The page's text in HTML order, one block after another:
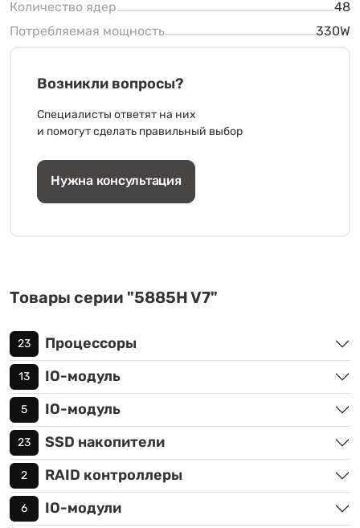
Количество ядер
48
Потребляемая мощность
330W
Возникли вопросы?
Специалисты ответят на них
и помогут сделать правильный выбор
Нужна консультация
Товары серии "5885H V7"
23 Процессоры
13 IO-модуль
5 IO-модуль
23 SSD накопители
2 RAID контроллеры
6 IO-модули